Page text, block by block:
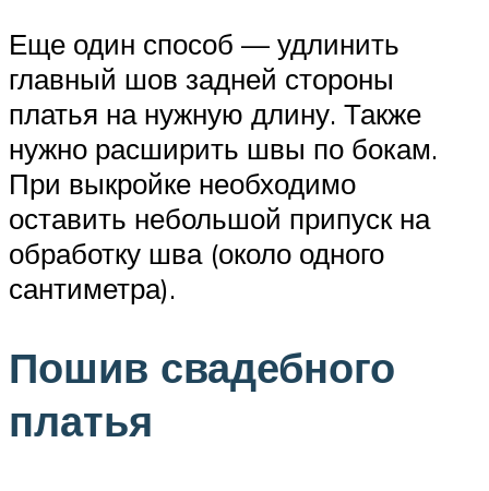
Еще один способ — удлинить
главный шов задней стороны
платья на нужную длину. Также
нужно расширить швы по бокам.
При выкройке необходимо
оставить небольшой припуск на
обработку шва (около одного
сантиметра).
Пошив свадебного
платья